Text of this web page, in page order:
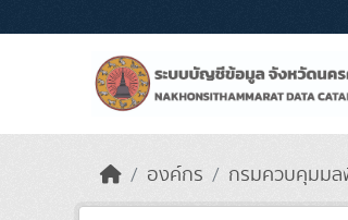
องค์กร กรมควบคุมม